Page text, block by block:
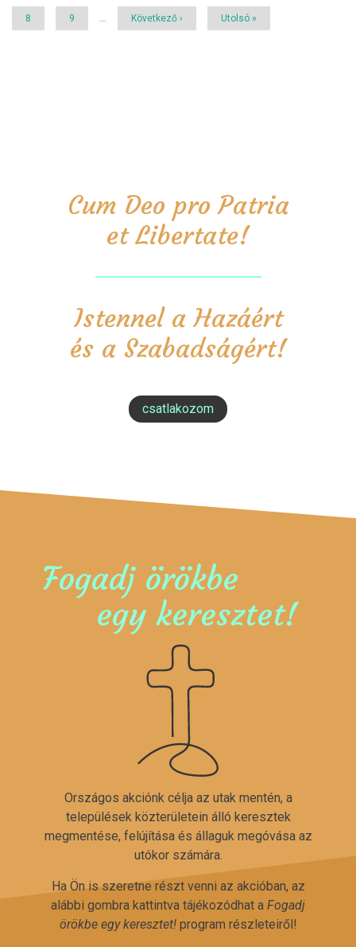
Page
8 Page
9
Következő
Következő ›
Utolsó
Utolsó »
Cum Deo pro Patria
et Libertate!
Istennel a Hazáért
és a Szabadságért!
csatlakozom
Fogadj örökbe
egy keresztet!
Országos akciónk célja az utak mentén, a
települések közterületein álló keresztek
megmentése, felújítása és állaguk megóvása az
utókor számára.
Ha Ön is szeretne részt venni az akcióban, az
alábbi gombra kattintva tájékozódhat a Fogadj
örökbe egy keresztet!program részleteiről!